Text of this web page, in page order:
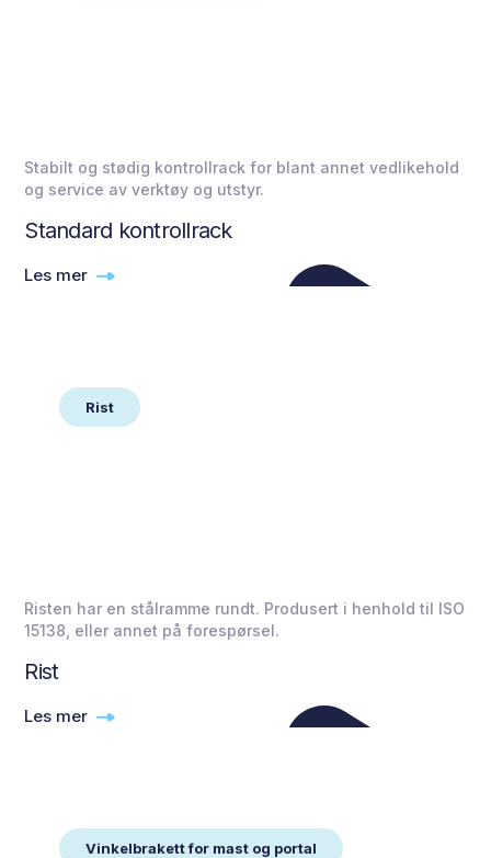
Stabilt og stødig kontrollrack for blant annet vedlikehold
og service av verktøy og utstyr.
Standard kontrollrack
Les mer
Rist
Risten har en stålramme rundt. Produsert i henhold til ISO
15138, eller annet på forespørsel.
Rist
Les mer
Vinkelbrakett for mast og portal